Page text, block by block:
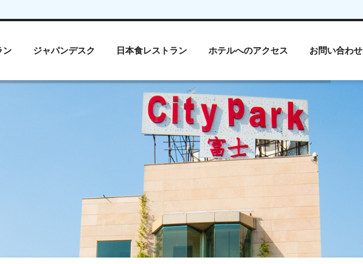
ン ジャパンデスク 日本食レストラン ホテルへのアクセス お問い合わせ